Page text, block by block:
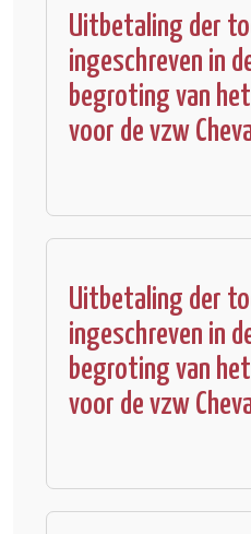
Uitbetaling der
ingeschreven in
begroting van
voor de vzw
Uitbetaling der
ingeschreven in
begroting van
voor de vzw